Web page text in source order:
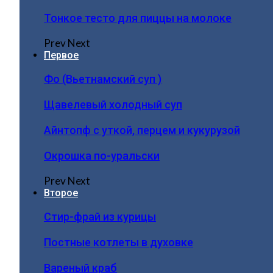
Тонкое тесто для пиццы на молоке
PrevNext
Первое
Фо (Вьетнамский суп )
Щавелевый холодный суп
Айнтопф с уткой, перцем и кукурузой
Окрошка по-уральски
PrevNext
Второе
Стир-фрай из курицы
Постные котлеты в духовке
Вареный краб